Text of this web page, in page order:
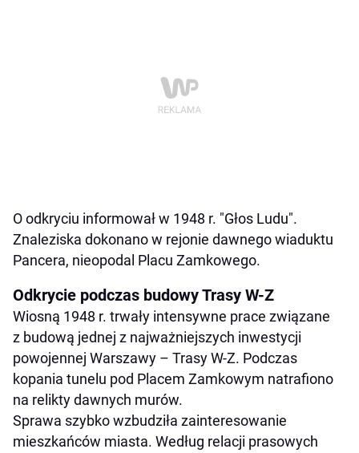
O odkryciu informował w 1948 r. "Głos Ludu".
Znaleziska dokonano w rejonie dawnego wiaduktu
Pancera, nieopodal Placu Zamkowego.
Odkrycie podczas budowy Trasy W-Z
Wiosną 1948 r. trwały intensywne prace związane
z budową jednej z najważniejszych inwestycji
powojennej Warszawy – Trasy W-Z. Podczas
kopania tunelu pod Placem Zamkowym natrafiono
na relikty dawnych murów.
Sprawa szybko wzbudziła zainteresowanie
mieszkańców miasta. Według relacji prasowych